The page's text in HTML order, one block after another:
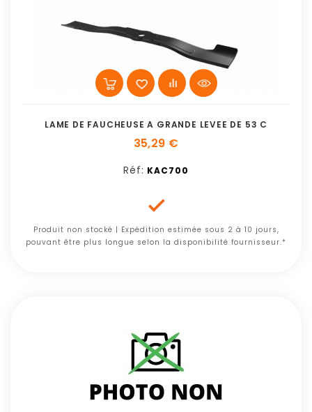
LAME DE FAUCHEUSE A GRANDE LEVEE DE 53 C
35,29 €
Réf: KAC700

Produit non stocké | Expédition estimée sous 2 à 10 jours,
pouvant être plus longue selon la disponibilité fournisseur.*